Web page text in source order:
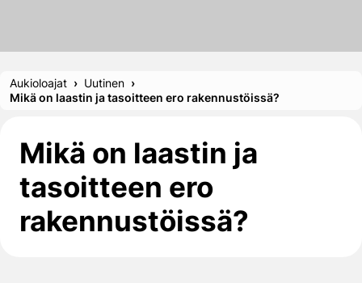
Aukioloajat
Uutinen
Mikä on laastin ja tasoitteen ero rakennustöissä?
Mikä on laastin ja
tasoitteen ero
rakennustöissä?